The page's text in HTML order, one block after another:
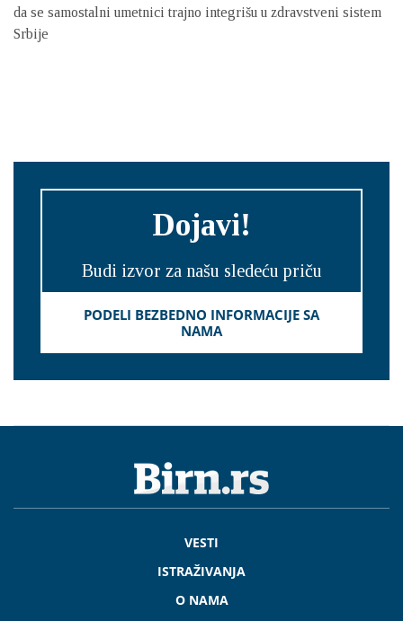
da se samostalni umetnici trajno integrišu u zdravstveni sistem
Srbije
Dojavi!
Budi izvor za našu sledeću priču
PODELI BEZBEDNO INFORMACIJE SA
NAMA
VESTI
ISTRAŽIVANJA
O NAMA